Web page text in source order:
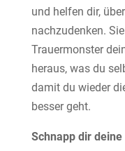
und helfen dir,
nachzudenken.
Trauermonster
heraus, was du
damit du wieder
besser geht.
Schnapp dir